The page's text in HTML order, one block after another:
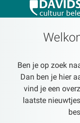
Ben je op zoek
Dan ben je hier
vind je een
laatste
Zoeken